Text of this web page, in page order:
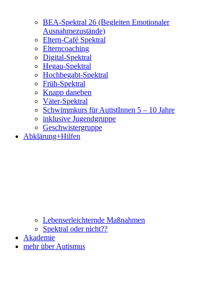
BEA-Spektral 26 (Begleiten Emotionaler
Ausnahmezustände)
Eltern-Café Spektral
Elterncoaching
Digital-Spektral
Hegau-Spektral
Hochbegabt-Spektral
Früh-Spektral
Knapp daneben
Väter-Spektral
Schwimmkurs für AutistInnen 5 – 10 Jahre
inklusive Jugendgruppe
Geschwistergruppe
Abklärung+Hilfen
Lebenserleichternde Maßnahmen
Spektral oder nicht??
Akademie
mehr über Autismus